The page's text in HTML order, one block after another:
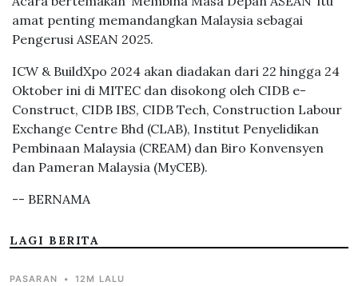
amat penting memandangkan Malaysia sebagai
Pengerusi ASEAN 2025.
ICW & BuildXpo 2024 akan diadakan dari 22 hingga 24
Oktober ini di MITEC dan disokong oleh CIDB e-
Construct, CIDB IBS, CIDB Tech, Construction Labour
Exchange Centre Bhd (CLAB), Institut Penyelidikan
Pembinaan Malaysia (CREAM) dan Biro Konvensyen
dan Pameran Malaysia (MyCEB).
-- BERNAMA
LAGI BERITA
PASARAN • 12M LALU